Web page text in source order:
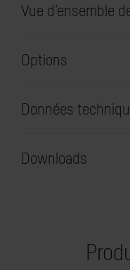
Vue d’ensemble
Options
Données
Downloads